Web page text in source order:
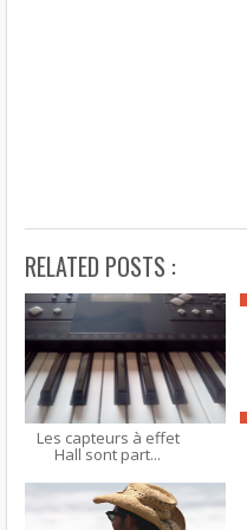
RELATED POSTS :
Les capteurs à effet
Hall sont part...